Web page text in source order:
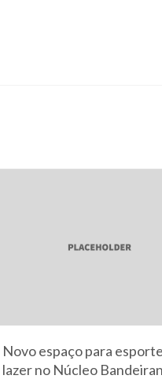
Novo espaço para
lazer no Núcleo